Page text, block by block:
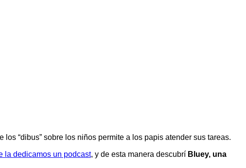
“dibus” sobre los niños permite a los papis atender sus tareas.
la dedicamos un podcast, y de esta manera descubrí Bluey, una